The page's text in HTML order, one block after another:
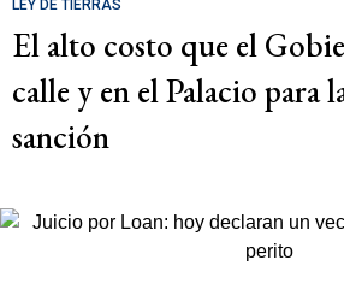
LEY DE TIERRAS
El alto costo que el
calle y en el Palacio para
sanción